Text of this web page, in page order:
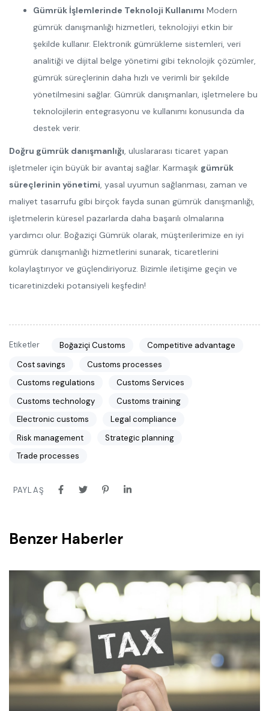
Gümrük İşlemlerinde Teknoloji Kullanımı Modern
gümrük danışmanlığı hizmetleri, teknolojiyi etkin bir
şekilde kullanır. Elektronik gümrükleme sistemleri, veri
analitiği ve dijital belge yönetimi gibi teknolojik çözümler,
gümrük süreçlerinin daha hızlı ve verimli bir şekilde
yönetilmesini sağlar. Gümrük danışmanları, işletmelere bu
teknolojilerin entegrasyonu ve kullanımı konusunda da
destek verir.
Doğru gümrük danışmanlığı, uluslararası ticaret yapan
işletmeler için büyük bir avantaj sağlar. Karmaşık gümrük
süreçlerinin yönetimi, yasal uyumun sağlanması, zaman ve
maliyet tasarrufu gibi birçok fayda sunan gümrük danışmanlığı,
işletmelerin küresel pazarlarda daha başarılı olmalarına
yardımcı olur. Boğaziçi Gümrük olarak, müşterilerimize en iyi
gümrük danışmanlığı hizmetlerini sunarak, ticaretlerini
kolaylaştırıyor ve güçlendiriyoruz. Bizimle iletişime geçin ve
ticaretinizdeki potansiyeli keşfedin!
Etiketler Boğaziçi Customs
Competitive advantage
Cost savings
Customs processes
Customs regulations
Customs Services
Customs technology
Customs training
Electronic customs
Legal compliance
Risk management
Strategic planning
Trade processes
PAYLAŞ
Benzer Haberler